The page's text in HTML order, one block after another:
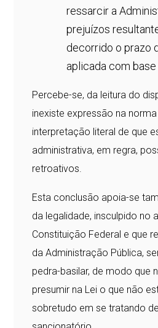
ressarcir a
prejuízos
decorrido o prazo
aplicada com
Percebe-se, da leitura do
inexiste expressão na
interpretação literal de que
administrativa, em regra,
retroativos.
Esta conclusão apoia-se
da legalidade, insculpido no
Constituição Federal e que
da Administração Pública,
pedra-basilar, de modo que
presumir na Lei o que não
sobretudo em se tratando